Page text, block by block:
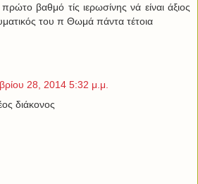
πρώτο βαθμό τίς ιερωσίνης νά είναι άξιος
του π Θωμά πάντα τέτοια
28, 2014 5:32 μ.μ.
διάκονος